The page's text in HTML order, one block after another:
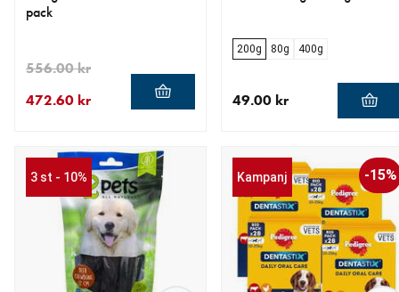
pack
472.60 kr
556.00 kr
200g 80g 400g
49.00 kr
3 st - 10% Kampanj -15%